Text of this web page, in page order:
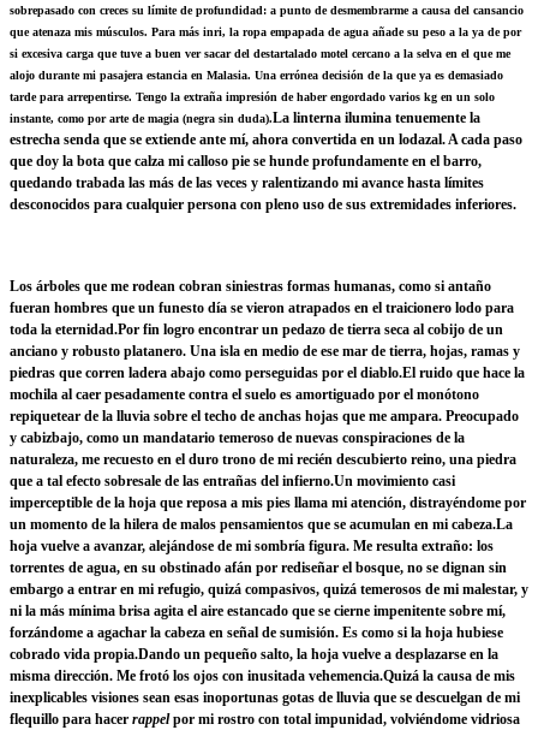
sobrepasado con creces su límite de profundidad: a punto de desmembrarme a causa del cansancio
que atenaza mis músculos. Para más inri, la ropa empapada de agua añade su peso a la ya de por
si excesiva carga que tuve a buen ver sacar del destartalado motel cercano a la selva en el que me
alojo durante mi pasajera estancia en Malasia. Una errónea decisión de la que ya es demasiado
tarde para arrepentirse. Tengo la extraña impresión de haber engordado varios kg en un solo
instante, como por arte de magia (negra sin duda).La linterna ilumina tenuemente la
estrecha senda que se extiende ante mí, ahora convertida en un lodazal. A cada paso
que doy la bota que calza mi calloso pie se hunde profundamente en el barro,
quedando trabada las más de las veces y ralentizando mi avance hasta límites
desconocidos para cualquier persona con pleno uso de sus extremidades inferiores.
Los árboles que me rodean cobran siniestras formas humanas, como si antaño
fueran hombres que un funesto día se vieron atrapados en el traicionero lodo para
toda la eternidad.Por fin logro encontrar un pedazo de tierra seca al cobijo de un
anciano y robusto platanero. Una isla en medio de ese mar de tierra, hojas, ramas y
piedras que corren ladera abajo como perseguidas por el diablo.El ruido que hace la
mochila al caer pesadamente contra el suelo es amortiguado por el monótono
repiquetear de la lluvia sobre el techo de anchas hojas que me ampara. Preocupado
y cabizbajo, como un mandatario temeroso de nuevas conspiraciones de la
naturaleza, me recuesto en el duro trono de mi recién descubierto reino, una piedra
que a tal efecto sobresale de las entrañas del infierno.Un movimiento casi
imperceptible de la hoja que reposa a mis pies llama mi atención, distrayéndome por
un momento de la hilera de malos pensamientos que se acumulan en mi cabeza.La
hoja vuelve a avanzar, alejándose de mi sombría figura. Me resulta extraño: los
torrentes de agua, en su obstinado afán por rediseñar el bosque, no se dignan sin
embargo a entrar en mi refugio, quizá compasivos, quizá temerosos de mi malestar, y
ni la más mínima brisa agita el aire estancado que se cierne impenitente sobre mí,
forzándome a agachar la cabeza en señal de sumisión. Es como si la hoja hubiese
cobrado vida propia.Dando un pequeño salto, la hoja vuelve a desplazarse en la
misma dirección. Me frotó los ojos con inusitada vehemencia.Quizá la causa de mis
inexplicables visiones sean esas inoportunas gotas de lluvia que se descuelgan de mi
flequillo para hacer rappelpor mi rostro con total impunidad, volviéndome vidriosa